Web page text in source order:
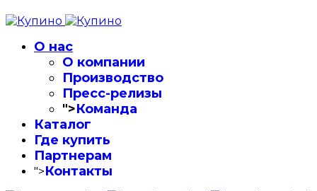
О нас
О компании
Производство
Пресс-релизы
">Команда
Каталог
Где купить
Партнерам
">Контакты